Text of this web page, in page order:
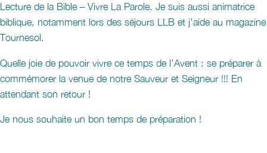
Lecture de la Bible – Vivre La Parole. Je suis aussi animatrice
biblique, notamment lors des séjours LLB et j’aide au magazine
Tournesol.
Quelle joie de pouvoir vivre ce temps de l’Avent : se préparer à
commémorer la venue de notre Sauveur et Seigneur !!! En
attendant son retour !
Je nous souhaite un bon temps de préparation !